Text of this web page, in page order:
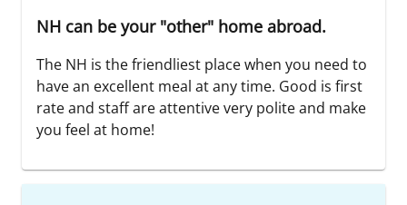
NH can be your "other" home abroad.
The NH is the friendliest place when you need to
have an excellent meal at any time. Good is first
rate and staff are attentive very polite and make
you feel at home!